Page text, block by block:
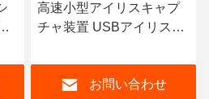
高速小型アイリスキャプ
チャ装置 USBアイリスバ
お問い合わせ